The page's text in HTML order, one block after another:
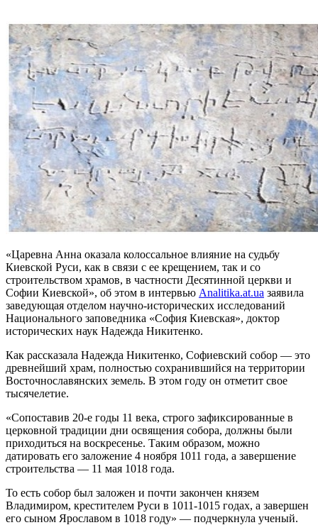
«Царевна Анна оказала колоссальное влияние на судьбу
Киевской Руси, как в связи с ее крещением, так и со
строительством храмов, в частности Десятинной церкви и
Софии Киевской», об этом в интервью Analitika.at.ua заявила
заведующая отделом научно-исторических исследований
Национального заповедника «София Киевская», доктор
исторических наук Надежда Никитенко.
Как рассказала Надежда Никитенко, Софиевский собор — это
древнейший храм, полностью сохранившийся на территории
Восточнославянских земель. В этом году он отметит свое
тысячелетие.
«Сопоставив 20-е годы 11 века, строго зафиксированные в
церковной традиции дни освящения собора, должны были
приходиться на воскресенье. Таким образом, можно
датировать его заложение 4 ноября 1011 года, а завершение
строительства — 11 мая 1018 года.
То есть собор был заложен и почти закончен князем
Владимиром, крестителем Руси в 1011-1015 годах, а завершен
его сыном Ярославом в 1018 году» — подчеркнула ученый.